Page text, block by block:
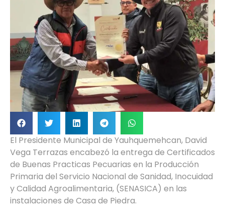
El Presidente Municipal de Yauhquemehcan, David
Vega Terrazas encabezó la entrega de Certificados
de Buenas Practicas Pecuarias en la Producción
Primaria del Servicio Nacional de Sanidad, Inocuidad
y Calidad Agroalimentaria, (SENASICA) en las
instalaciones de Casa de Piedra.